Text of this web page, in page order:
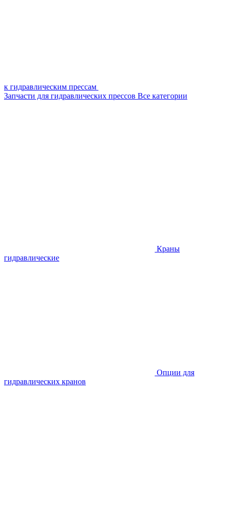
к гидравлическим прессам
Запчасти для гидравлических прессов Все категории
Краны
гидравлические
Опции для
гидравлических кранов